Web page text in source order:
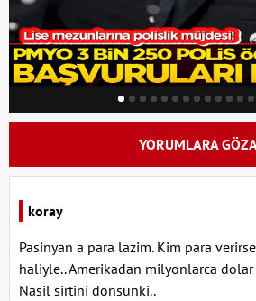
YORUMLARA
koray
Pasinyan a para lazim. Kim para
haliyle.. Amerikadan milyonlarca
Nasil sirtini donsunki..